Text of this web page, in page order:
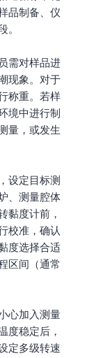
品制备、仪
。
需对样品进
现象。对于
称重。若样
境中进行制
量，或发生
设定目标测
、测量腔体
黏度计前，
校准，确认
度选择合适
区间（通常
心加入测量
度稳定后，
定多级转速